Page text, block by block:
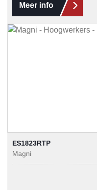
Meer info
ES1823RTP
Magni